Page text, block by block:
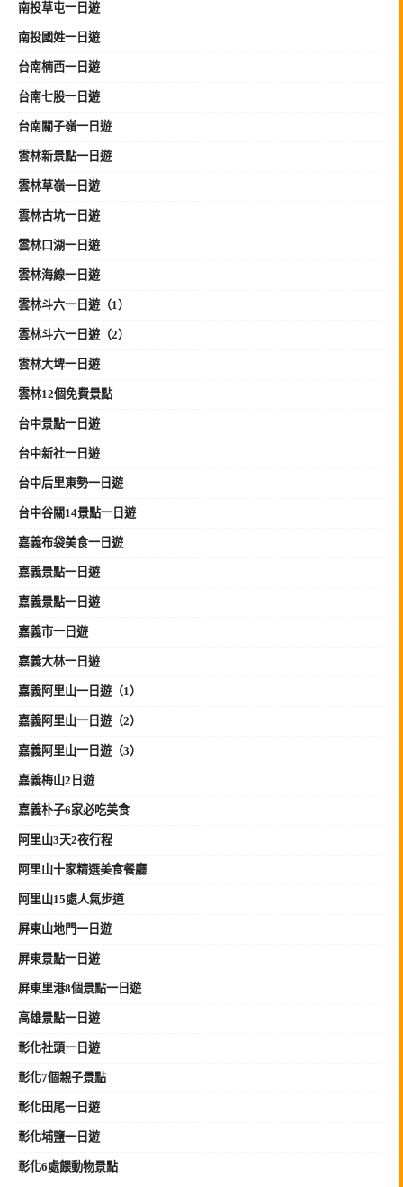
南投草屯一日遊
南投國姓一日遊
台南楠西一日遊
台南七股一日遊
台南關子嶺一日遊
雲林新景點一日遊
雲林草嶺一日遊
雲林古坑一日遊
雲林口湖一日遊
雲林海線一日遊
雲林斗六一日遊（1）
雲林斗六一日遊（2）
雲林大埤一日遊
雲林12個免費景點
台中景點一日遊
台中新社一日遊
台中后里東勢一日遊
台中谷關14景點一日遊
嘉義布袋美食一日遊
嘉義景點一日遊
嘉義景點一日遊
嘉義市一日遊
嘉義大林一日遊
嘉義阿里山一日遊（1）
嘉義阿里山一日遊（2）
嘉義阿里山一日遊（3）
嘉義梅山2日遊
嘉義朴子6家必吃美食
阿里山3天2夜行程
阿里山十家精選美食餐廳
阿里山15處人氣步道
屏東山地門一日遊
屏東景點一日遊
屏東里港8個景點一日遊
高雄景點一日遊
彰化社頭一日遊
彰化7個親子景點
彰化田尾一日遊
彰化埔鹽一日遊
彰化6處餵動物景點